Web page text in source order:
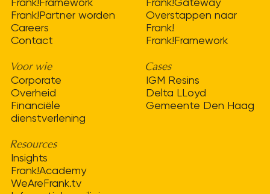
Frank!Partner worden
Careers
Contact
Overstappen naar
Frank!
Frank!Framework
Voor wie
Corporate
Overheid
Financiële
dienstverlening
Cases
IGM Resins
Delta LLoyd
Gemeente Den Haag
Resources
Insights
Frank!Academy
WeAreFrank.tv